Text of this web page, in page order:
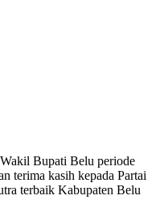
Wakil Bupati Belu periode
terima kasih kepada Partai
terbaik Kabupaten Belu